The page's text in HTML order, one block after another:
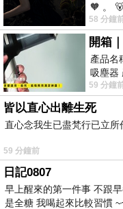
🧡 。
前天購
58 分鐘
產品名
吸塵器
線手持
59 分鐘
皆以直心出離生死
直心念我生已盡梵行已立所
59 分鐘前
日記0807
早上醒來的第一件事 不跟
是全糖 我喝起來比較習慣